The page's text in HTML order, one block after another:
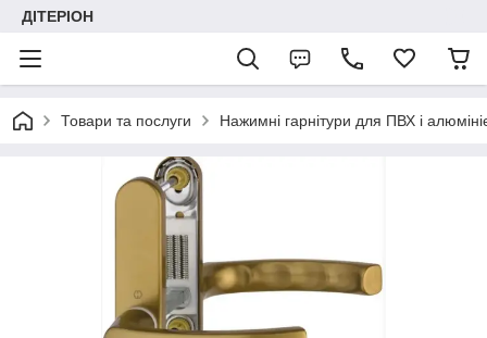
ДІТЕРІОН
Товари та послуги Нажимні гарнітури для ПВХ і